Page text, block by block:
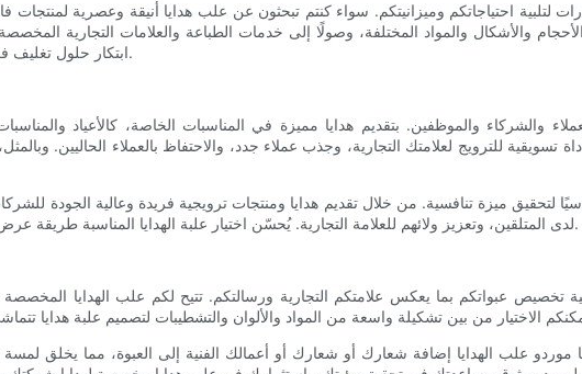
لتلبية احتياجاتكم وميزانيتكم. سواء كنتم تبحثون عن علب هدايا أنيقة وعصرية لمنتجات
والأشكال والمواد المختلفة، وصولًا إلى خدمات الطباعة والعلامات التجارية
ابتكار حلول تغليف فريدة وشخصية تُكمل هويتكم المؤسسية وتُعزز تجربة إهداء الهدايا.
والشركاء والموظفين. بتقديم هدايا مميزة في المناسبات الخاصة، كالأعياد
للترويج لعلامتك التجارية، وجذب عملاء جدد، والاحتفاظ بالعملاء الحاليين. وبالمثل،
لتحقيق ميزة تنافسية. من خلال تقديم هدايا ومنتجات ترويجية فريدة وعالية الجودة
لدى المتلقين، وتعزيز ولائهم للعلامة التجارية. يُحسّن اختيار علبة الهدايا المناسبة طريقة عرض هداياك بشكل عام، ويُعزز رسالة علامتك التجارية وقيمها وهويتها.
تخصيص عبواتكم بما يعكس علامتكم التجارية ورسالتكم. تتيح لكم علب الهدايا
موردو علب الهدايا إضافة شعارك أو شعارك أو أعمالك الفنية إلى العبوة، مما يخلق